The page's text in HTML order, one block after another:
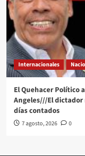
Internacionales
El Quehacer Político
Angeles///El
días contados
7 agosto, 2026 0